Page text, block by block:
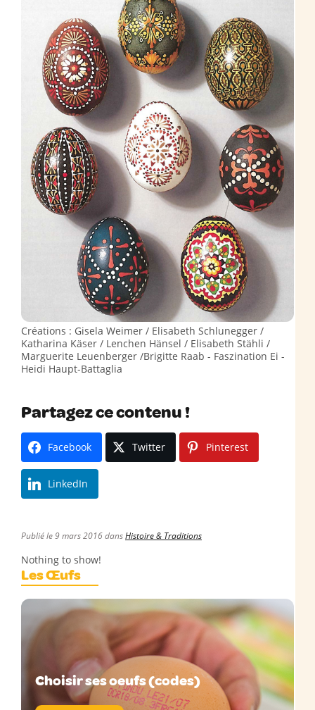
Créations : Gisela Weimer / Elisabeth Schlunegger /
Katharina Käser / Lenchen Hänsel / Elisabeth Stähli /
Marguerite Leuenberger /Brigitte Raab - Faszination Ei -
Heidi Haupt-Battaglia
Partagez ce contenu !
Facebook Twitter Pinterest
LinkedIn
Publié le 9 mars 2016 dansHistoire & Traditions
Nothing to show!
Les Œufs
Choisir ses oeufs (codes)